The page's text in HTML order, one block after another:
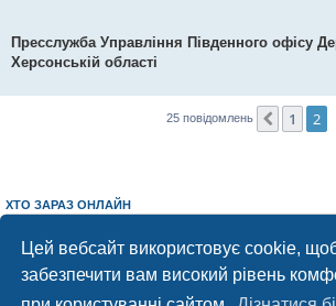
Цей вебсайт використовує cookie,
забезпечити вам високий рівень
Пресслужба Управління Південного офісу
Херсонській області
25 повідомлень 1
2
ХТО ЗАРАЗ ОНЛАЙН
Херсонський форум Команда
Працює на phpBB® Forum Software ©